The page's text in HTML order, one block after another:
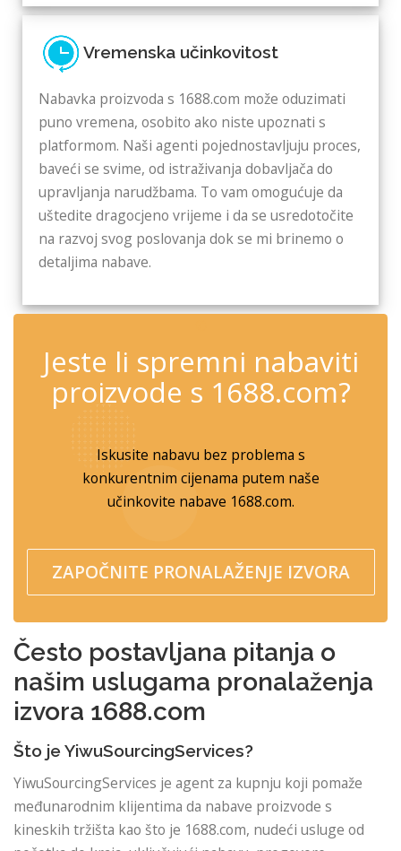
Vremenska učinkovitost
Nabavka proizvoda s 1688.com može oduzimati
puno vremena, osobito ako niste upoznati s
platformom. Naši agenti pojednostavljuju proces,
baveći se svime, od istraživanja dobavljača do
upravljanja narudžbama. To vam omogućuje da
uštedite dragocjeno vrijeme i da se usredotočite
na razvoj svog poslovanja dok se mi brinemo o
detaljima nabave.
Jeste li spremni nabaviti
proizvode s 1688.com?
Iskusite nabavu bez problema s
konkurentnim cijenama putem naše
učinkovite nabave 1688.com.
ZAPOČNITE PRONALAŽENJE IZVORA
Često postavljana pitanja o
našim uslugama pronalaženja
izvora 1688.com
Što je YiwuSourcingServices?
YiwuSourcingServices je agent za kupnju koji pomaže
međunarodnim klijentima da nabave proizvode s
kineskih tržišta kao što je 1688.com, nudeći usluge od